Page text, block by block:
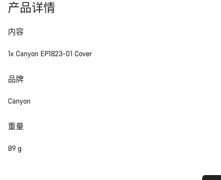
产品详情
内容
1x Canyon EP1823-01 Cover
品牌
Canyon
重量
89 g